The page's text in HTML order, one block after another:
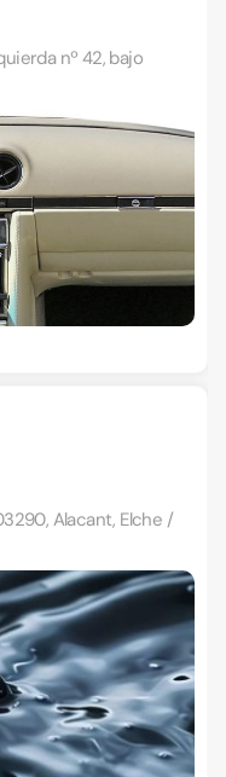
nº 42, bajo
Alacant, Elche /